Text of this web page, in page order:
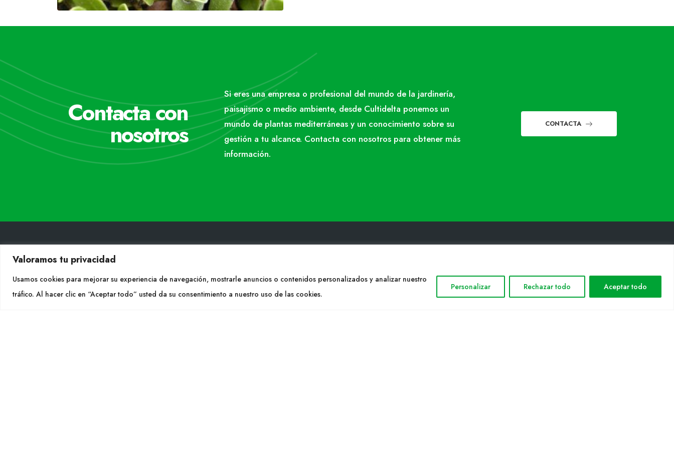
Valoramos tu privacidad
Usamos cookies para mejorar su experiencia de navegación, mostrarle anuncios o contenidos personalizados y analizar nuestro
tráfico. Al hacer clic en “Aceptar todo” usted da su consentimiento a nuestro uso de las cookies.
Personalizar Rechazar todo Aceptar todo
Contacta con
nosotros
Si eres una empresa o profesional del mundo de la jardinería,
paisajismo o medio ambiente, desde Cultidelta ponemos un
mundo de plantas mediterráneas y un conocimiento sobre su
gestión a tu alcance. Contacta con nosotros para obtener más
información.
CONTACTA
CONTACTO
Tel. +34 977053013
WEB INFORMACIÓN LEGAL
Aviso legal